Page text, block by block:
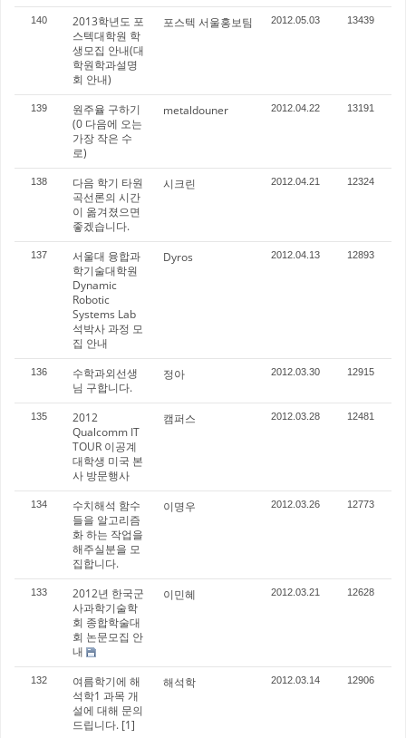
140
2013학년도 포
스텍대학원 학
생모집 안내(대
학원학과설명
회 안내)
포스텍 서울홍보팀 2012.05.03 13439
139
원주율 구하기
(0 다음에 오는
가장 작은 수
로)
metaldouner 2012.04.22 13191
138
다음 학기 타원
곡선론의 시간
이 옮겨졌으면
좋겠습니다.
시크린 2012.04.21 12324
137
서울대 융합과
학기술대학원
Dynamic
Robotic
Systems Lab
석박사 과정 모
집 안내
Dyros 2012.04.13 12893
136
수학과외선생
님 구합니다.
정아 2012.03.30 12915
135
2012
Qualcomm IT
TOUR 이공계
대학생 미국 본
사 방문행사
캠퍼스 2012.03.28 12481
134
수치해석 함수
들을 알고리즘
화 하는 작업을
해주실분을 모
집합니다.
이명우 2012.03.26 12773
133
2012년 한국군
사과학기술학
회 종합학술대
회 논문모집 안
내
이민혜 2012.03.21 12628
132
여름학기에 해
석학1 과목 개
설에 대해 문의
드립니다. [1]
해석학 2012.03.14 12906